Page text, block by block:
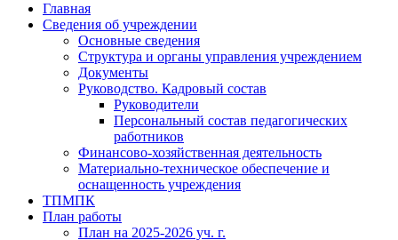
Главная
Сведения об учреждении
Основные сведения
Структура и органы управления учреждением
Документы
Руководство. Кадровый состав
Руководители
Персональный состав педагогических
работников
Финансово-хозяйственная деятельность
Материально-техническое обеспечение и
оснащенность учреждения
ТПМПК
План работы
План на 2025-2026 уч. г.